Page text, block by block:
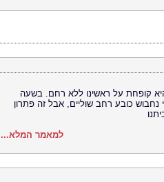
קופחת על ראשינו ללא רחם. בשעה
נחבוש כובע רחב שוליים, אבל זה פתרון
למאמר המלא...